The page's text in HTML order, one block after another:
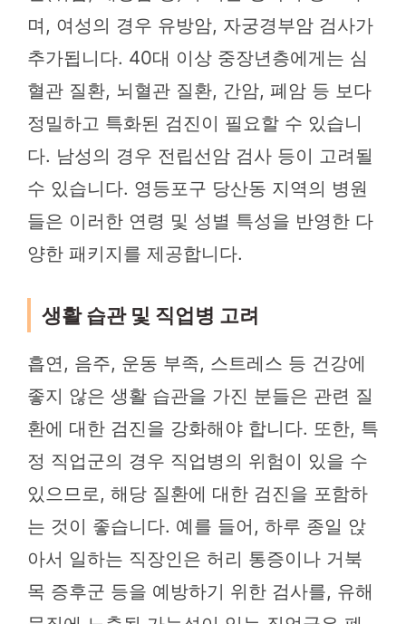
며, 여성의 경우 유방암, 자궁경부암 검사가
추가됩니다. 40대 이상 중장년층에게는 심
혈관 질환, 뇌혈관 질환, 간암, 폐암 등 보다
정밀하고 특화된 검진이 필요할 수 있습니
다. 남성의 경우 전립선암 검사 등이 고려될
수 있습니다. 영등포구 당산동 지역의 병원
들은 이러한 연령 및 성별 특성을 반영한 다
양한 패키지를 제공합니다.
생활 습관 및 직업병 고려
흡연, 음주, 운동 부족, 스트레스 등 건강에
좋지 않은 생활 습관을 가진 분들은 관련 질
환에 대한 검진을 강화해야 합니다. 또한, 특
정 직업군의 경우 직업병의 위험이 있을 수
있으므로, 해당 질환에 대한 검진을 포함하
는 것이 좋습니다. 예를 들어, 하루 종일 앉
아서 일하는 직장인은 허리 통증이나 거북
목 증후군 등을 예방하기 위한 검사를, 유해